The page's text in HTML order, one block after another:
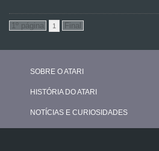
1
SOBRE O ATARI
HISTÓRIA DO ATARI
NOTÍCIAS E CURIOSIDADES